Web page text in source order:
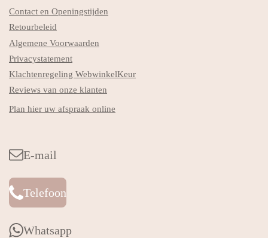
Contact en Openingstijden
Retourbeleid
Algemene Voorwaarden
Privacystatement
Klachtenregeling WebwinkelKeur
Reviews van onze klanten
Plan hier uw afspraak online
E-mail
Telefoon
Whatsapp